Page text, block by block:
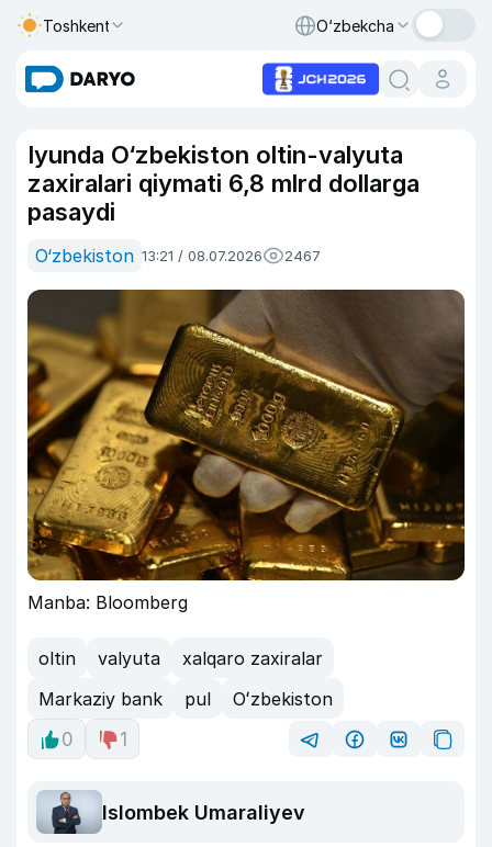
Toshkent O‘zbekcha
Iyunda O‘zbekiston oltin-valyuta
zaxiralari qiymati 6,8 mlrd dollarga
pasaydi
O‘zbekiston 13:21 / 08.07.2026 2467
Manba: Bloomberg
oltin valyuta
xalqaro zaxiralar
Markaziy bank
pul
Oʻzbekiston
0
1
Islombek Umaraliyev